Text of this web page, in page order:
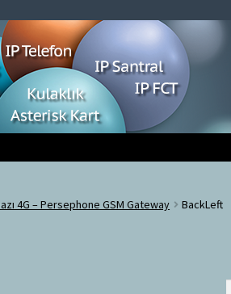
4G – Persephone GSM Gateway BackLeft